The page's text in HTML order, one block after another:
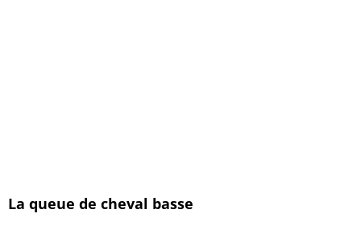
La queue de cheval basse